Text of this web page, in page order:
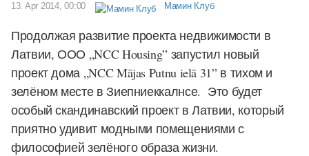
13. Apr 2014, 00:00 Мамин Клуб
Продолжая развитие проекта недвижимости в
Латвии, ООО „NCC Housing” запустил новый
проект дома „NCC Mājas Putnu ielā 31” в тихом и
зелёном месте в Зиепниеккалнсе. Это будет
особый скандинавский проект в Латвии, который
приятно удивит модными помещениями с
философией зелёного образа жизни.